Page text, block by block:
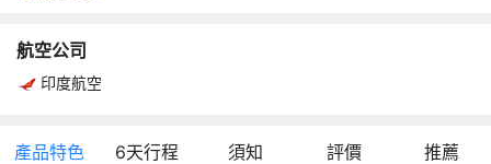
航空公司
印度航空
產品特色 6天行程 須知 評價 推薦